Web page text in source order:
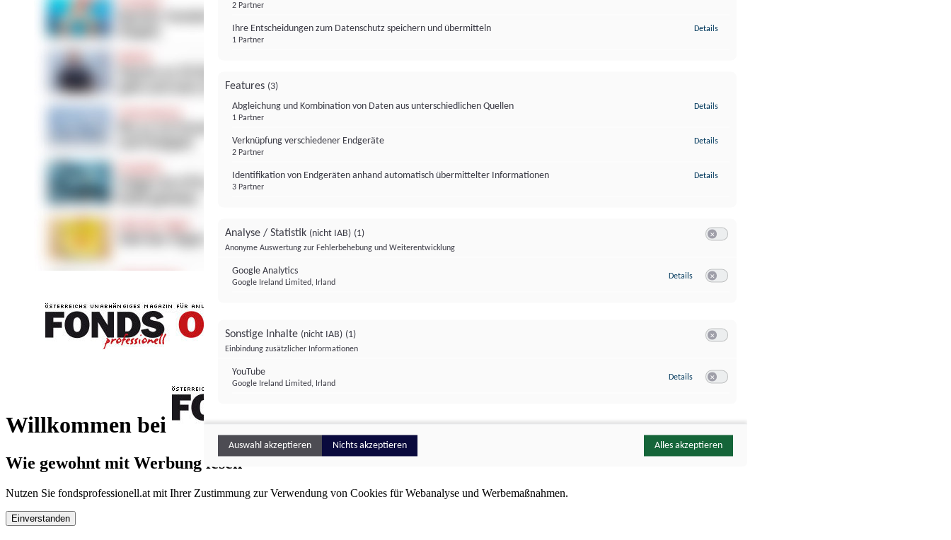
Willkommen bei
FONDS professionell
Wie gewohnt mit Werbung lesen
Nutzen Sie fondsprofessionell.at mit Ihrer Zustimmung zur Verwendung von Cookies für Webanalyse und Werbemaßnahmen.
Einverstanden
2 Partner
Ihre Entscheidungen zum Datenschutz speichern und übermitteln
1 Partner
Details
Features (3)
Abgleichung und Kombination von Daten aus unterschiedlichen Quellen
1 Partner
Details
Verknüpfung verschiedener Endgeräte
2 Partner
Details
Identifikation von Endgeräten anhand automatisch übermittelter Informationen
3 Partner
Details
Analyse / Statistik (nicht IAB) (1)
Anonyme Auswertung zur Fehlerbehebung und Weiterentwicklung
Google Analytics
Google Ireland Limited, Irland
Details zu Google Analytics
Sonstige Inhalte (nicht IAB) (1)
Einbindung zusätzlicher Informationen
YouTube
Google Ireland Limited, Irland
Details zu YouTube
Auswahl akzeptieren Nichts akzeptieren Alles akzeptieren